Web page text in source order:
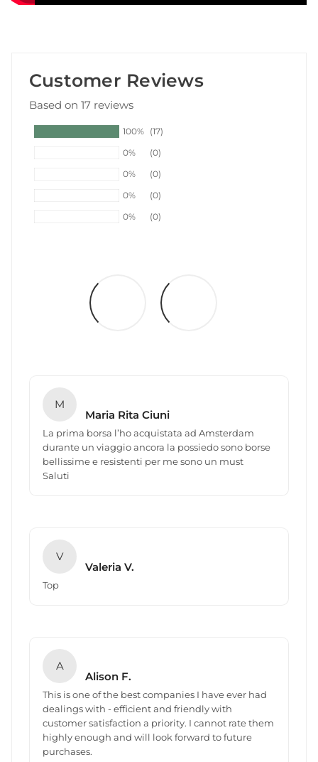
Customer Reviews
Based on 17 reviews
100% (17)
0%
(0)
0%
(0)
0%
(0)
0%
(0)
M
Maria Rita Ciuni
La prima borsa l’ho acquistata ad Amsterdam
durante un viaggio ancora la possiedo sono borse
bellissime e resistenti per me sono un must
Saluti
V
Valeria V.
Top
A
Alison F.
This is one of the best companies I have ever had
dealings with - efficient and friendly with
customer satisfaction a priority. I cannot rate them
highly enough and will look forward to future
purchases.